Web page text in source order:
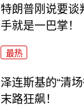
特朗普刚说要谈
手就是一巴掌！
最热
泽连斯基的“清
末路狂飙！